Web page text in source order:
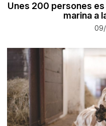
Unes 200 persones
marina a
09/